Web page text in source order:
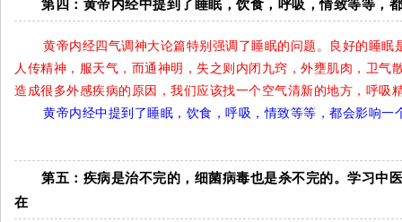
第四：黄帝内经中提到了睡眠，饮食，呼吸，情致等等，
黄帝内经四气调神大论篇特别强调了睡眠的问题。良好的睡
人传精神，服天气，而通神明，失之则内闭九窍，外壅肌肉，卫
造成很多外感疾病的原因，我们应该找一个空气清新的地方，呼吸
黄帝内经中提到了睡眠，饮食，呼吸，情致等等，都会影响一
第五：疾病是治不完的，细菌病毒也是杀不完的。学习中
在